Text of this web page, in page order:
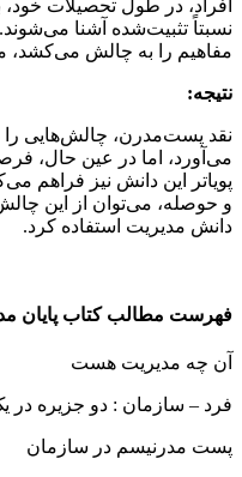
افراد، در طول تحصیلات
نسبتاً تثبیت‌شده آشنا
مفاهیم را به چالش می‌کشد،
نتیجه:
نقد پست‌مدرن، چالش‌هایی را
می‌آورد، اما در عین حال،
پویاتر این دانش نیز فراهم
و حوصله، می‌توان از این
دانش مدیریت استفاده کرد.
فهرست مطالب کتاب پایان
آن چه مدیریت هست
فرد – سازمان : دو جزیره در
پست مدرنیسم در سازمان